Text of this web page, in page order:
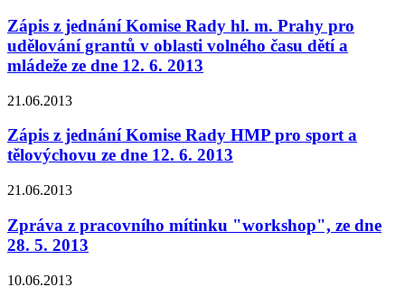
Zápis z jednání Komise Rady hl. m. Prahy pro
udělování grantů v oblasti volného času dětí a
mládeže ze dne 12. 6. 2013
21.06.2013
Zápis z jednání Komise Rady HMP pro sport a
tělovýchovu ze dne 12. 6. 2013
21.06.2013
Zpráva z pracovního mítinku "workshop", ze dne
28. 5. 2013
10.06.2013